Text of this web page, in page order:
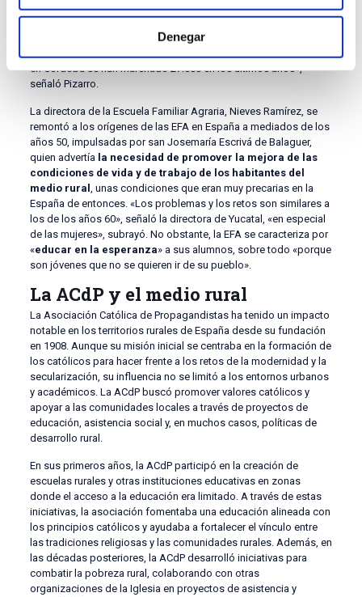
Denegar
los «precios asequibles» que no permiten ver a los
riesgo de desabastecimiento y de la
preocupante falta de personas en las zonas rurales. «Solo
en Córdoba se han marchado 27.000 en los últimos años»,
señaló Pizarro.
La directora de la Escuela Familiar Agraria, Nieves Ramírez, se
remontó a los orígenes de las EFA en España a mediados de los
años 50, impulsadas por san Josemaría Escrivá de Balaguer,
quien advertíala necesidad de promover la mejora de las
condiciones de vida y de trabajo de los habitantes del
medio rural , unas condiciones que eran muy precarias en la
España de entonces. «Los problemas y los retos son similares a
los de los años 60», señaló la directora de Yucatal, «en especial
de las mujeres», subrayó. No obstante, la EFA se caracteriza por
«educar en la esperanza» a sus alumnos, sobre todo «porque
son jóvenes que no se quieren ir de su pueblo».
La ACdP y el medio rural
La Asociación Católica de Propagandistas ha tenido un impacto
notable en los territorios rurales de España desde su fundación
en 1908. Aunque su misión inicial se centraba en la formación de
los católicos para hacer frente a los retos de la modernidad y la
secularización, su influencia no se limitó a los entornos urbanos
y académicos. La ACdP buscó promover valores católicos y
apoyar a las comunidades locales a través de proyectos de
educación, asistencia social y, en muchos casos, políticas de
desarrollo rural.
En sus primeros años, la ACdP participó en la creación de
escuelas rurales y otras instituciones educativas en zonas
donde el acceso a la educación era limitado. A través de estas
iniciativas, la asociación fomentaba una educación alineada con
los principios católicos y ayudaba a fortalecer el vínculo entre
las tradiciones religiosas y las comunidades rurales. Además, en
las décadas posteriores, la ACdP desarrolló iniciativas para
combatir la pobreza rural, colaborando con otras
organizaciones de la Iglesia en proyectos de asistencia y